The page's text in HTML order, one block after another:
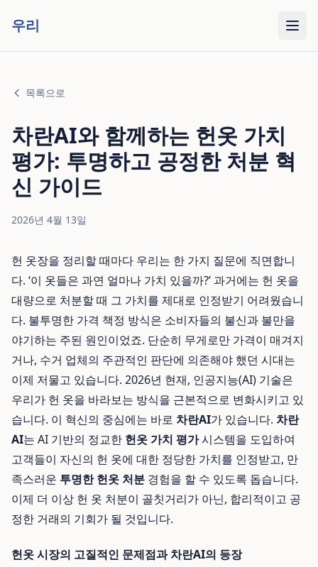
우리
목록으로
차란AI와 함께하는 헌옷 가치
평가: 투명하고 공정한 처분 혁
신 가이드
2026년 4월 13일
헌 옷장을 정리할 때마다 우리는 한 가지 질문에 직면합니
다. ‘이 옷들은 과연 얼마나 가치 있을까?’ 과거에는 헌 옷을
대량으로 처분할 때 그 가치를 제대로 인정받기 어려웠습니
다. 불투명한 가격 책정 방식은 소비자들의 불신과 불만을
야기하는 주된 원인이었죠. 단순히 무게로만 가격이 매겨지
거나, 수거 업체의 주관적인 판단에 의존해야 했던 시대는
이제 저물고 있습니다. 2026년 현재, 인공지능(AI) 기술은
우리가 헌 옷을 바라보는 방식을 근본적으로 변화시키고 있
습니다. 이 혁신의 중심에는 바로 차란AI가 있습니다. 차란
AI는 AI 기반의 정교한 헌옷 가치 평가시스템을 도입하여
고객들이 자신의 헌 옷에 대한 정당한 가치를 인정받고, 만
족스러운 투명한 헌옷 처분 경험을 할 수 있도록 돕습니다.
이제 더 이상 헌 옷 처분이 골칫거리가 아닌, 합리적이고 공
정한 거래의 기회가 될 것입니다.
헌옷 시장의 고질적인 문제점과 차란AI의 등장